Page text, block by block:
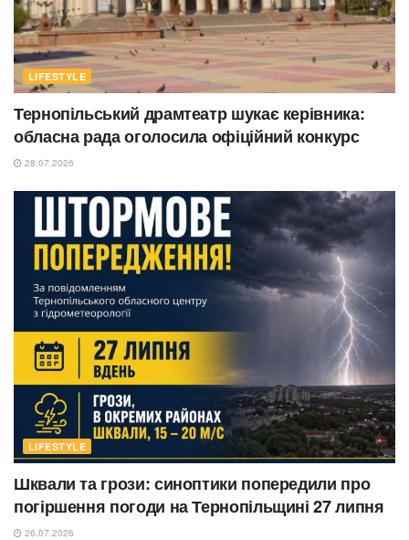
LIFESTYLE
Тернопільський драмтеатр шукає керівника:
обласна рада оголосила офіційний конкурс
28.07.2026
LIFESTYLE
Шквали та грози: синоптики попередили про
погіршення погоди на Тернопільщині 27 липня
26.07.2026